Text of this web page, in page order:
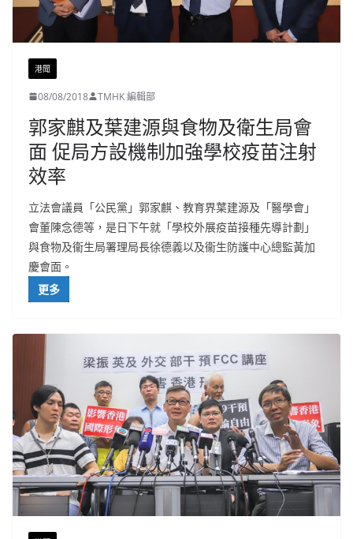
港聞
08/08/2018 TMHK 編輯部
郭家麒及葉建源與食物及衛生局會
面 促局方設機制加強學校疫苗注射
效率
立法會議員「公民黨」郭家麒、教育界葉建源及「醫學會」
會董陳念德等，是日下午就「學校外展疫苗接種先導計劃」
與食物及衞生局署理局長徐德義以及衞生防護中心總監黃加
慶會面。
更多